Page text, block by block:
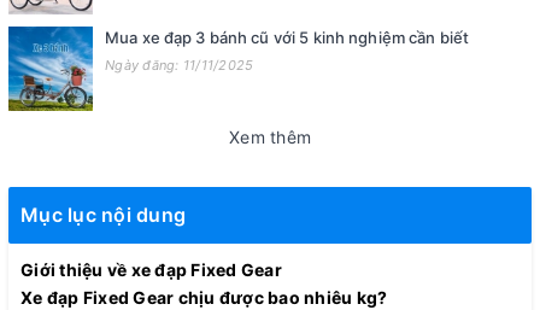
Mua xe đạp 3 bánh cũ với 5 kinh nghiệm cần biết
Ngày đăng: 11/11/2025
Xem thêm
Mục lục nội dung
Giới thiệu về xe đạp Fixed Gear
Xe đạp Fixed Gear chịu được bao nhiêu kg?